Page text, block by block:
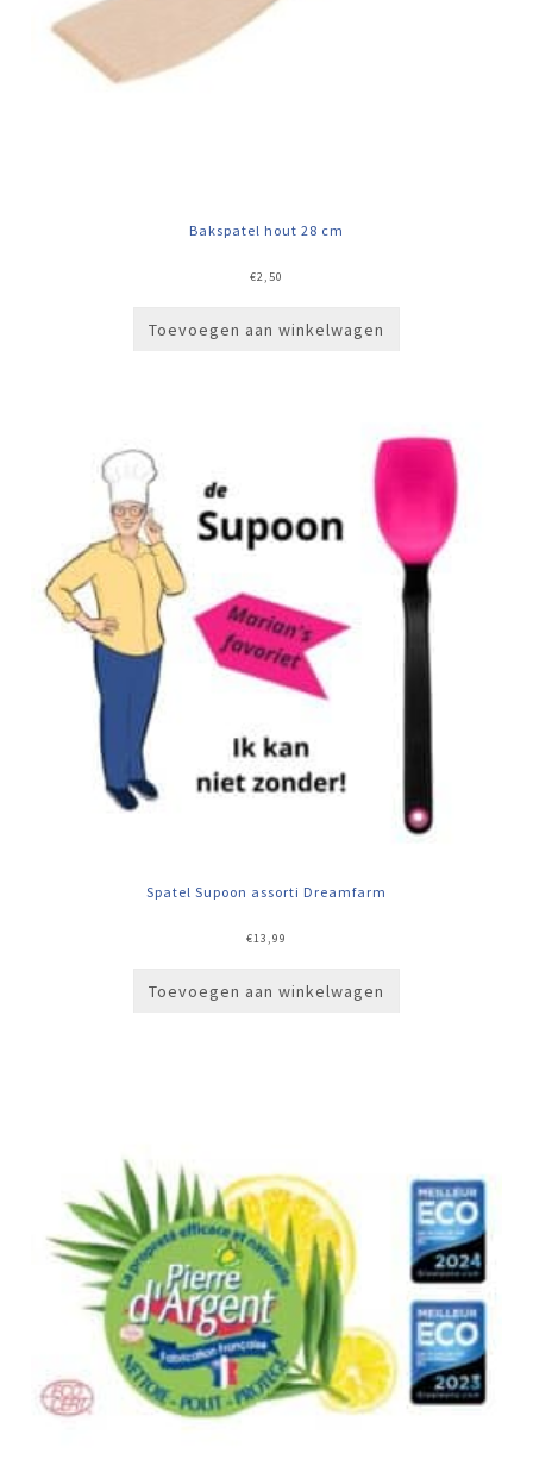
Bakspatel hout 28 cm
€2,50
Toevoegen aan winkelwagen
Spatel Supoon assorti Dreamfarm
€13,99
Toevoegen aan winkelwagen